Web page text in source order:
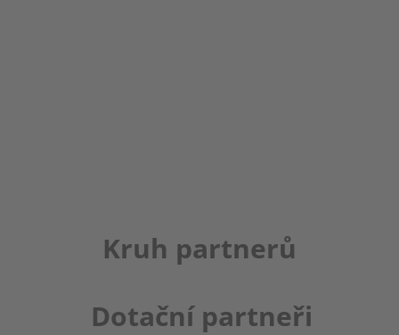
Kruh partnerů
Dotační partneři